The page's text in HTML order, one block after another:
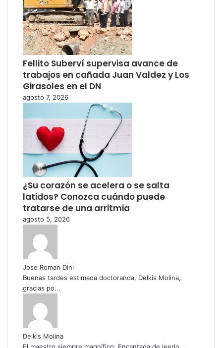
Fellito Suberví supervisa avance de
trabajos en cañada Juan Valdez y Los
Girasoles en el DN
agosto 7, 2026
¿Su corazón se acelera o se salta
latidos? Conozca cuándo puede
tratarse de una arritmia
agosto 5, 2026
Jose Roman Dini
Buenas tardes estimada doctoranda, Delkis Molina,
gracias po...
Delkis Molina